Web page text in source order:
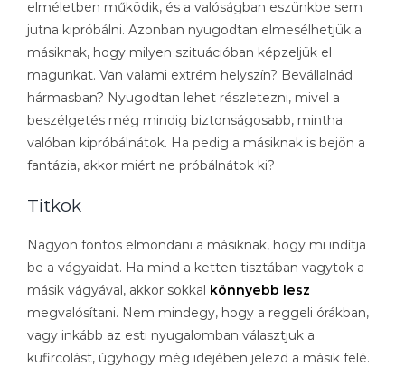
elméletben működik, és a valóságban eszünkbe sem
jutna kipróbálni. Azonban nyugodtan elmesélhetjük a
másiknak, hogy milyen szituációban képzeljük el
magunkat. Van valami extrém helyszín? Bevállalnád
hármasban? Nyugodtan lehet részletezni, mivel a
beszélgetés még mindig biztonságosabb, mintha
valóban kipróbálnátok. Ha pedig a másiknak is bejön a
fantázia, akkor miért ne próbálnátok ki?
Titkok
Nagyon fontos elmondani a másiknak, hogy mi indítja
be a vágyaidat. Ha mind a ketten tisztában vagytok a
másik vágyával, akkor sokkal könnyebb lesz
megvalósítani. Nem mindegy, hogy a reggeli órákban,
vagy inkább az esti nyugalomban választjuk a
kufircolást, úgyhogy még idejében jelezd a másik felé.